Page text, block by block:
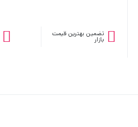
تضمین بهترین قیمت
بازار